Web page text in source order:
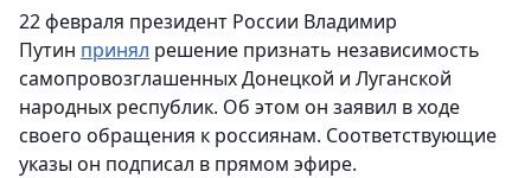
22 февраля президент России Владимир
Путин принял решение признать независимость
самопровозглашенных Донецкой и Луганской
народных республик. Об этом он заявил в ходе
своего обращения к россиянам. Соответствующие
указы он подписал в прямом эфире.